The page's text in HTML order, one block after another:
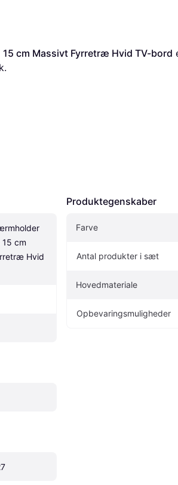
cm Massivt Fyrretræ Hvid TV-bord
cm
Hvid
Produktegenskaber
Farve
Antal produkter i sæt
Hovedmateriale
Opbevaringsmuligheder